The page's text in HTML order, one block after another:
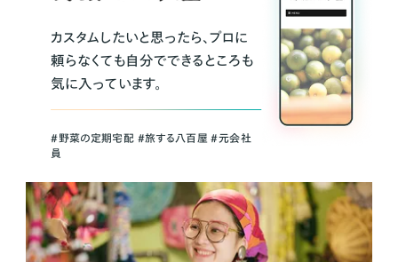
カスタムしたいと思ったら、プロに
頼らなくても自分でできるところも
気に入っています。
＃野菜の定期宅配 ＃旅する八百屋 ＃元会社
員